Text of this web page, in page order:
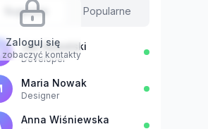
Zaloguj się
zobaczyć kontakty
Sugestie Popularne
Jan Kowalski
Developer
Maria Nowak
Designer
Anna Wiśniewska